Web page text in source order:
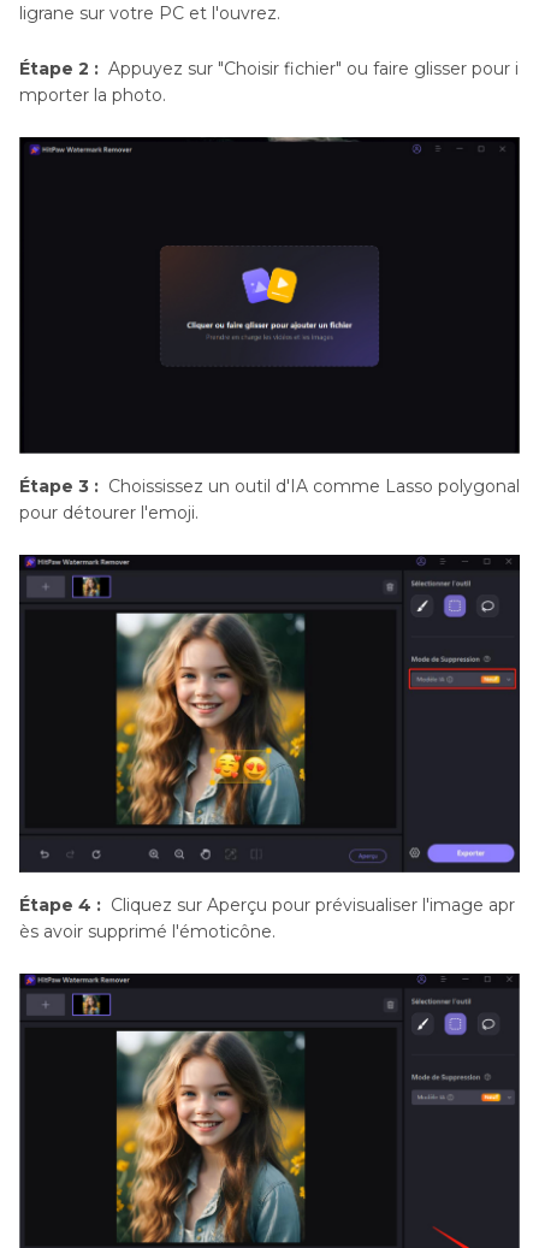
ligrane sur votre PC et l'ouvrez.
Étape 2 : Appuyez sur "Choisir fichier" ou faire glisser pour i
mporter la photo.
Étape 3 : Choississez un outil d'IA comme Lasso polygonal
pour détourer l'emoji.
Étape 4 : Cliquez sur Aperçu pour prévisualiser l'image apr
ès avoir supprimé l'émoticône.